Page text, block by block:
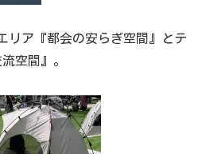
リア『都会の安らぎ空間』とテ
空間』。